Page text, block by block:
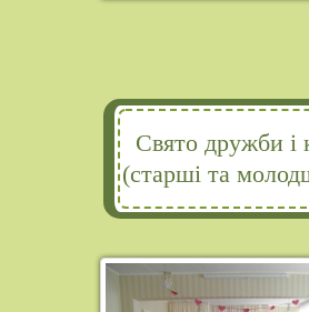
Свято дружби і
(старші та